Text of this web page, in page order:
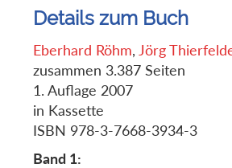
Details zum Buch
Eberhard Röhm, Jörg
zusammen 3.387 Seiten
1. Auflage 2007
in Kassette
ISBN 978-3-7668-3934-3
Band 1: